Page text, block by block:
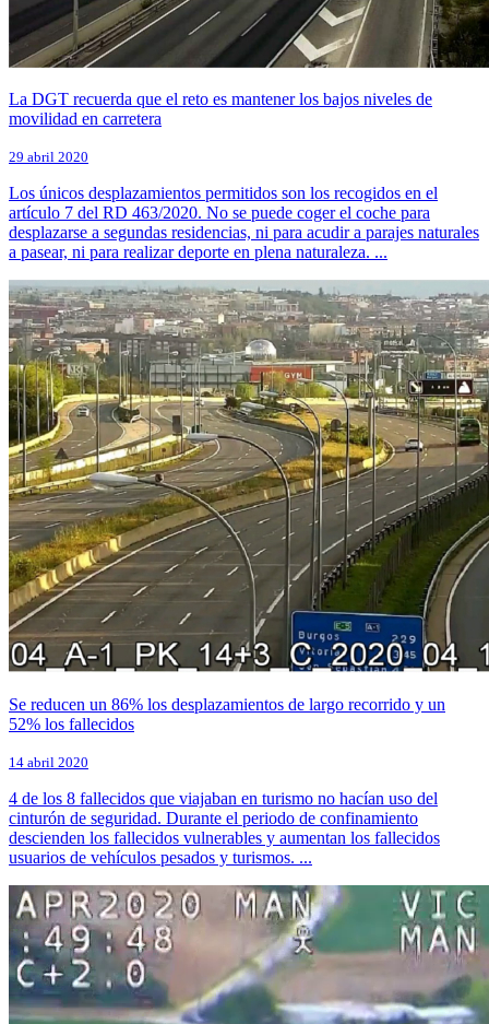
La DGT recuerda que el reto es mantener los bajos niveles de
movilidad en carretera
29 abril 2020
Los únicos desplazamientos permitidos son los recogidos en el
artículo 7 del RD 463/2020. No se puede coger el coche para
desplazarse a segundas residencias, ni para acudir a parajes naturales
a pasear, ni para realizar deporte en plena naturaleza. ...
Se reducen un 86% los desplazamientos de largo recorrido y un
52% los fallecidos
14 abril 2020
4 de los 8 fallecidos que viajaban en turismo no hacían uso del
cinturón de seguridad. Durante el periodo de confinamiento
descienden los fallecidos vulnerables y aumentan los fallecidos
usuarios de vehículos pesados y turismos. ...